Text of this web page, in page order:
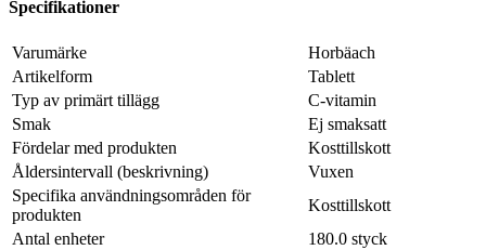
Specifikationer
Varumärke
Horbäach
Artikelform
Tablett
Typ av primärt tillägg
C-vitamin
Smak
Ej smaksatt
Fördelar med produkten
Kosttillskott
Åldersintervall (beskrivning)
Vuxen
Specifika användningsområden för
produkten
Kosttillskott
Antal enheter
180.0 styck